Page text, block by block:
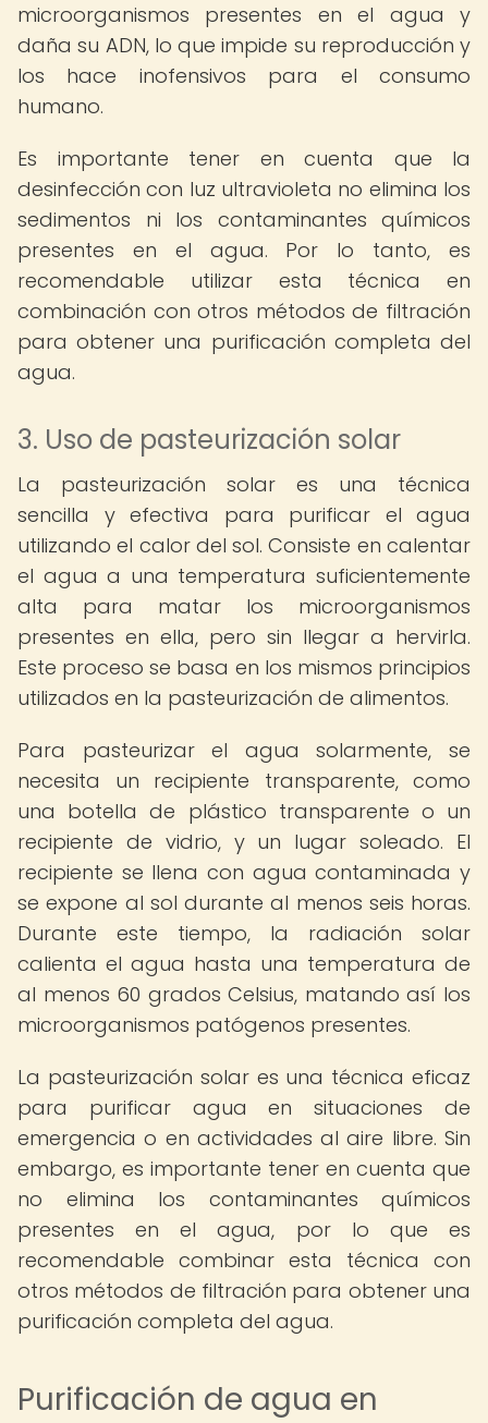
microorganismos presentes en el agua y
daña su ADN, lo que impide su reproducción y
los hace inofensivos para el consumo
humano.
Es importante tener en cuenta que la
desinfección con luz ultravioleta no elimina los
sedimentos ni los contaminantes químicos
presentes en el agua. Por lo tanto, es
recomendable utilizar esta técnica en
combinación con otros métodos de filtración
para obtener una purificación completa del
agua.
3. Uso de pasteurización solar
La pasteurización solar es una técnica
sencilla y efectiva para purificar el agua
utilizando el calor del sol. Consiste en calentar
el agua a una temperatura suficientemente
alta para matar los microorganismos
presentes en ella, pero sin llegar a hervirla.
Este proceso se basa en los mismos principios
utilizados en la pasteurización de alimentos.
Para pasteurizar el agua solarmente, se
necesita un recipiente transparente, como
una botella de plástico transparente o un
recipiente de vidrio, y un lugar soleado. El
recipiente se llena con agua contaminada y
se expone al sol durante al menos seis horas.
Durante este tiempo, la radiación solar
calienta el agua hasta una temperatura de
al menos 60 grados Celsius, matando así los
microorganismos patógenos presentes.
La pasteurización solar es una técnica eficaz
para purificar agua en situaciones de
emergencia o en actividades al aire libre. Sin
embargo, es importante tener en cuenta que
no elimina los contaminantes químicos
presentes en el agua, por lo que es
recomendable combinar esta técnica con
otros métodos de filtración para obtener una
purificación completa del agua.
Purificación de agua en